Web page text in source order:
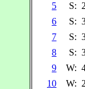
5
S:
6
S:
7
S:
8
S:
9
W:
10
W: 2